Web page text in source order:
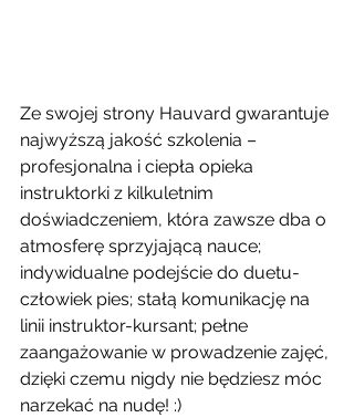
Ze swojej strony Hauvard gwarantuje
najwyższą jakość szkolenia –
profesjonalna i ciepła opieka
instruktorki z kilkuletnim
doświadczeniem, która zawsze dba o
atmosferę sprzyjającą nauce;
indywidualne podejście do duetu-
człowiek pies; stałą komunikację na
linii instruktor-kursant; pełne
zaangażowanie w prowadzenie zajęć,
dzięki czemu nigdy nie będziesz móc
narzekać na nudę! :)